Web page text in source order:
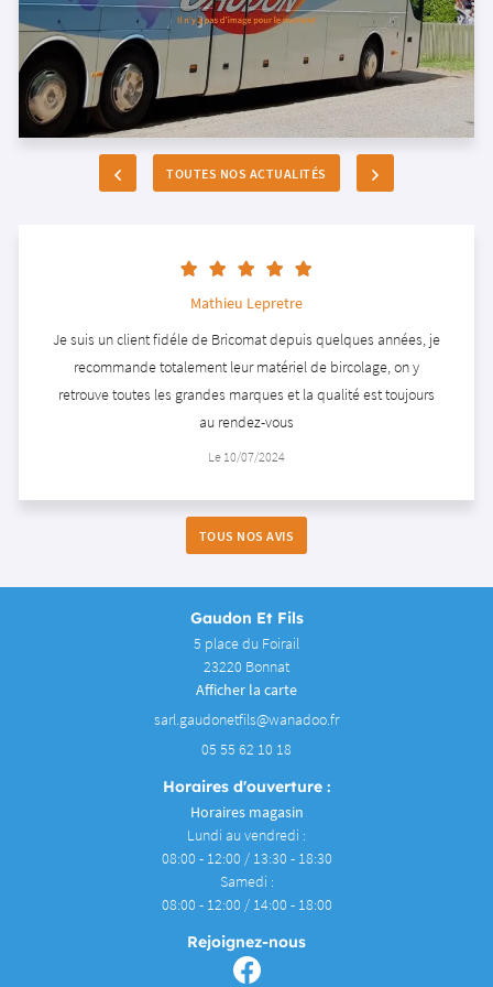
L'équipe de Gaudon et Fils
TOUTES NOS ACTUALITÉS
Mathieu Lepretre
Je suis un client fidéle de Bricomat depuis quelques années, je
recommande totalement leur matériel de bircolage, on y
retrouve toutes les grandes marques et la qualité est toujours
au rendez-vous
Le 10/07/2024
TOUS NOS AVIS
Gaudon Et Fils
5 place du Foirail
23220 Bonnat
Afficher la carte
05 55 62 10 18
Horaires d'ouverture :
Horaires magasin
Lundi au vendredi :
08:00 - 12:00 / 13:30 - 18:30
Samedi :
08:00 - 12:00 / 14:00 - 18:00
Rejoignez-nous